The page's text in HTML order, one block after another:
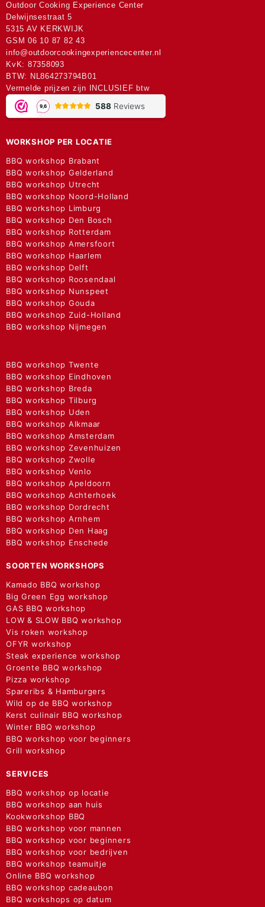
Outdoor Cooking Experience Center
Delwijnsestraat 5
5315 AV KERKWIJK
GSM06 10 87 82 43
info@outdoorcookingexperiencecenter.nl
KvK: 87358093
BTW: NL864273794B01
Vermelde prijzen zijn INCLUSIEF btw
WORKSHOP PER LOCATIE
BBQ workshop Brabant
BBQ workshop Gelderland
BBQ workshop Utrecht
BBQ workshop Noord-Holland
BBQ workshop Limburg
BBQ workshop Den Bosch
BBQ workshop Rotterdam
BBQ workshop Amersfoort
BBQ workshop Haarlem
BBQ workshop Delft
BBQ workshop Roosendaal
BBQ workshop Nunspeet
BBQ workshop Gouda
BBQ workshop Zuid-Holland
BBQ workshop Nijmegen
BBQ workshop Twente
BBQ workshop Eindhoven
BBQ workshop Breda
BBQ workshop Tilburg
BBQ workshop Uden
BBQ workshop Alkmaar
BBQ workshop Amsterdam
BBQ workshop Zevenhuizen
BBQ workshop Zwolle
BBQ workshop Venlo
BBQ workshop Apeldoorn
BBQ workshop Achterhoek
BBQ workshop Dordrecht
BBQ workshop Arnhem
BBQ workshop Den Haag
BBQ workshop Enschede
SOORTEN WORKSHOPS
Kamado BBQ workshop
Big Green Egg workshop
GAS BBQ workshop
LOW & SLOW BBQ workshop
Vis roken workshop
OFYR workshop
Steak experience workshop
Groente BBQ workshop
Pizza workshop
Spareribs & Hamburgers
Wild op de BBQ workshop
Kerst culinair BBQ workshop
Winter BBQ workshop
BBQ workshop voor beginners
Grill workshop
SERVICES
BBQ workshop op locatie
BBQ workshop aan huis
Kookworkshop BBQ
BBQ workshop voor mannen
BBQ workshop voor beginners
BBQ workshop voor bedrijven
BBQ workshop teamuitje
Online BBQ workshop
BBQ workshop cadeaubon
BBQ workshops op datum